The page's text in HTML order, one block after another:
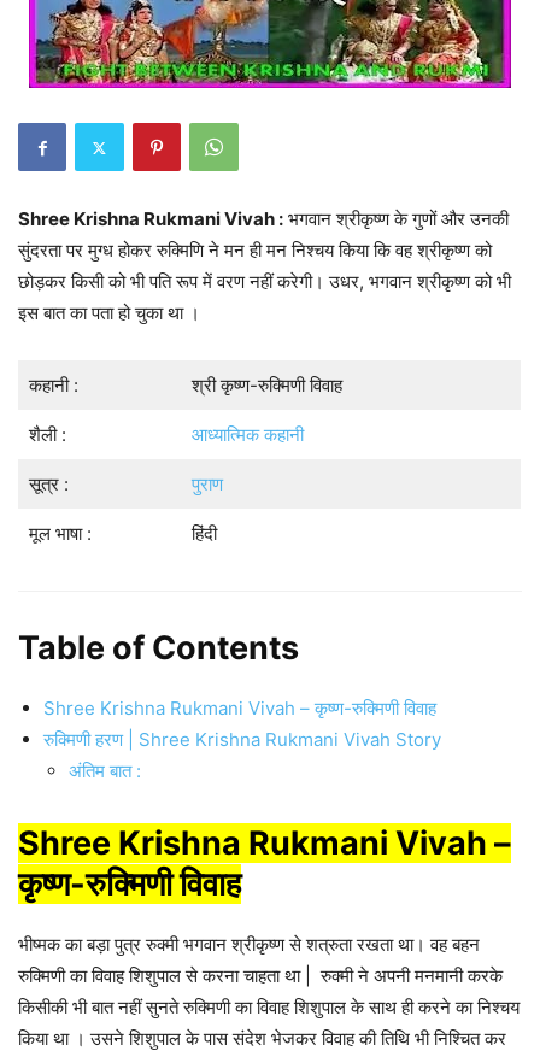
Shree Krishna Rukmani Vivah : भगवान श्रीकृष्ण के गुणों और उनकी
सुंदरता पर मुग्ध होकर रुक्मिणि ने मन ही मन निश्चय किया कि वह श्रीकृष्ण को
छोड़कर किसी को भी पति रूप में वरण नहीं करेगी। उधर, भगवान श्रीकृष्ण को भी
इस बात का पता हो चुका था ।
कहानी : श्री कृष्ण-रुक्मिणी विवाह
शैली : आध्यात्मिक कहानी
सूत्र : पुराण
मूल भाषा : हिंदी
Table of Contents
Shree Krishna Rukmani Vivah – कृष्ण-रुक्मिणी विवाह
रुक्मिणी हरण | Shree Krishna Rukmani Vivah Story
अंतिम बात :
Shree Krishna Rukmani Vivah –
कृष्ण-रुक्मिणी विवाह
भीष्मक का बड़ा पुत्र रुक्मी भगवान श्रीकृष्ण से शत्रुता रखता था। वह बहन
रुक्मिणी का विवाह शिशुपाल से करना चाहता था | रुक्मी ने अपनी मनमानी करके
किसीकी भी बात नहीं सुनते रुक्मिणी का विवाह शिशुपाल के साथ ही करने का निश्चय
किया था । उसने शिशुपाल के पास संदेश भेजकर विवाह की तिथि भी निश्चित कर